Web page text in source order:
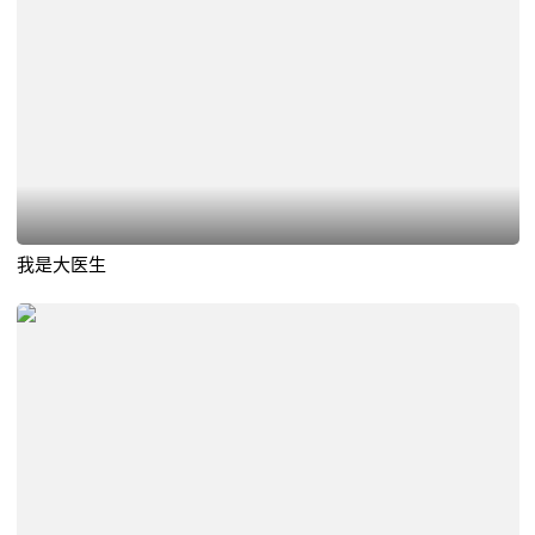
我是大医生